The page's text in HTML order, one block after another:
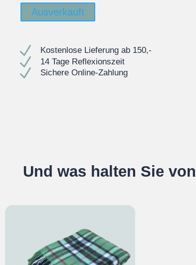
Ausverkauft
N Kostenlose Lieferung ab 150,-
N 14 Tage Reflexionszeit
N Sichere Online-Zahlung
Und was halten Sie